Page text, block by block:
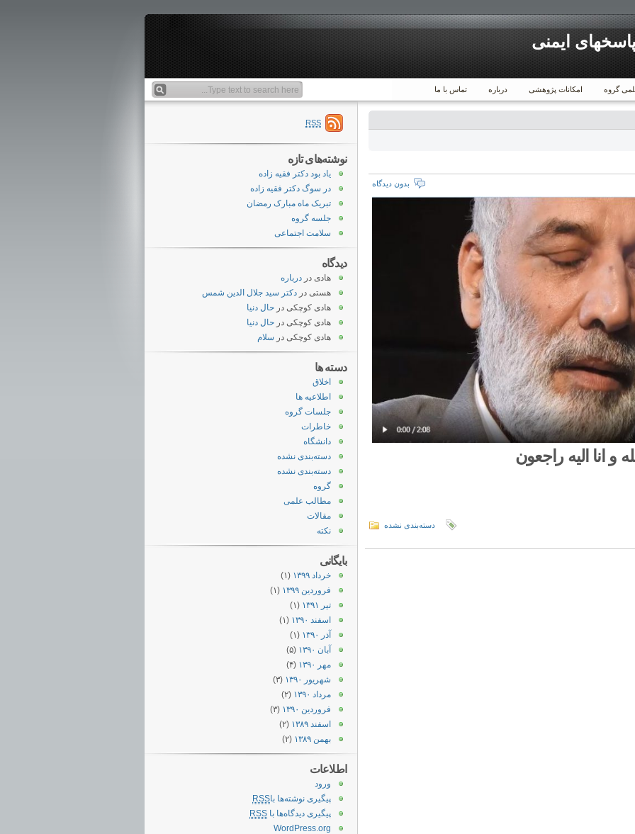
ایمنی
گروه امکانات پژوهشی درباره تماس با ما
بدون دیدگاه
و انا الیه راجعون
دسته‌بندی نشده
RSS
نوشته‌های تازه
یاد بود دکتر فقیه زاده
در سوگ دکتر فقیه زاده
تبریک ماه مبارک رمضان
جلسه گروه
سلامت اجتماعی
دیدگاه
هادی در درباره
هستی در دکتر سید جلال الدین شمس
هادی کوچکی در حال دنیا
هادی کوچکی در حال دنیا
هادی کوچکی در سلام
دسته ها
اخلاق
اطلاعیه ها
جلسات گروه
خاطرات
دانشگاه
دسته‌بندی نشده
دسته‌بندی نشده
گروه
مطالب علمی
مقالات
نکته
بایگانی
خرداد ۱۳۹۹
(۱)
فروردین ۱۳۹۹
(۱)
تیر ۱۳۹۱
(۱)
اسفند ۱۳۹۰
(۱)
آذر ۱۳۹۰
(۱)
آبان ۱۳۹۰
(۵)
مهر ۱۳۹۰
(۴)
شهریور ۱۳۹۰
(۳)
مرداد ۱۳۹۰
(۲)
فروردین ۱۳۹۰
(۳)
اسفند ۱۳۸۹
(۲)
بهمن ۱۳۸۹
(۲)
اطلاعات
ورود
پیگیری نوشته‌ها باRSS
پیگیری دیدگاه‌ها با RSS
WordPress.org